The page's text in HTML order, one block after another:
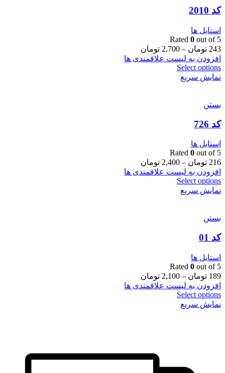
کد 2010
استایل ها
Rated 0 out of 5
243 تومان –
2,700 تومان
افزودن به لیست علاقمندی ها
Select options
نمایش سریع
بستن
کد 726
استایل ها
Rated 0 out of 5
216 تومان –
2,400 تومان
افزودن به لیست علاقمندی ها
Select options
نمایش سریع
بستن
کد 01
استایل ها
Rated 0 out of 5
189 تومان –
2,100 تومان
افزودن به لیست علاقمندی ها
Select options
نمایش سریع